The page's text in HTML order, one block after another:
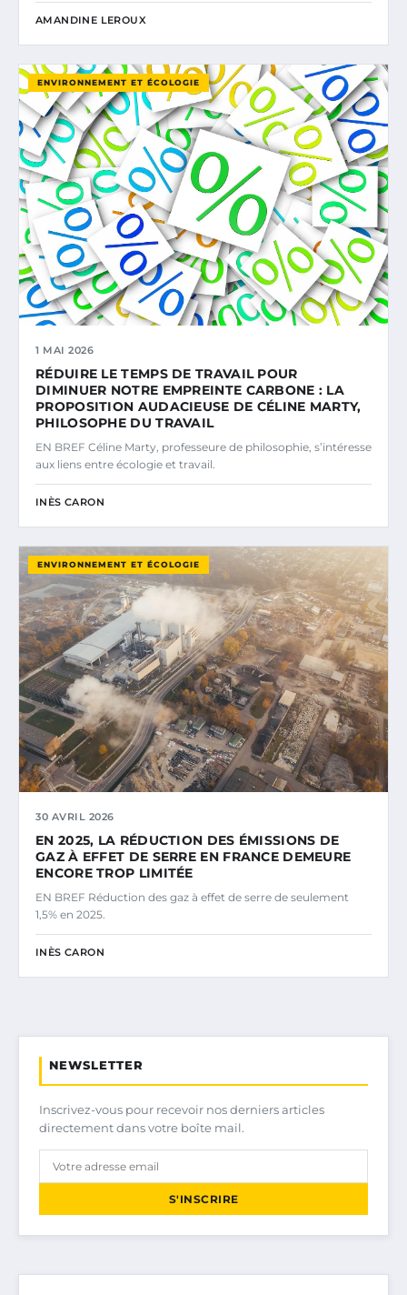
AMANDINE LEROUX
ENVIRONNEMENT ET ÉCOLOGIE
1 MAI 2026
RÉDUIRE LE TEMPS DE TRAVAIL POUR
DIMINUER NOTRE EMPREINTE CARBONE : LA
PROPOSITION AUDACIEUSE DE CÉLINE MARTY,
PHILOSOPHE DU TRAVAIL
EN BREF Céline Marty, professeure de philosophie, s’intéresse
aux liens entre écologie et travail.
INÈS CARON
ENVIRONNEMENT ET ÉCOLOGIE
30 AVRIL 2026
EN 2025, LA RÉDUCTION DES ÉMISSIONS DE
GAZ À EFFET DE SERRE EN FRANCE DEMEURE
ENCORE TROP LIMITÉE
EN BREF Réduction des gaz à effet de serre de seulement
1,5% en 2025.
INÈS CARON
NEWSLETTER
Inscrivez-vous pour recevoir nos derniers articles
directement dans votre boîte mail.
S'INSCRIRE